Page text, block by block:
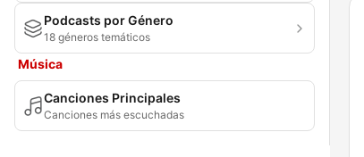
Podcasts por Género
18 géneros temáticos
Música
Canciones Principales
Canciones más escuchadas